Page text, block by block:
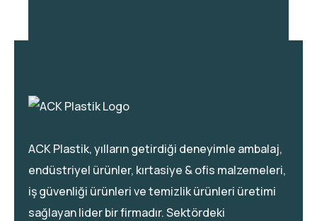
ACK Plastik, yılların getirdiği deneyimle ambalaj,
endüstriyel ürünler, kırtasiye & ofis malzemeleri,
iş güvenliği ürünleri ve temizlik ürünleri üretimi
sağlayan lider bir firmadır. Sektördeki